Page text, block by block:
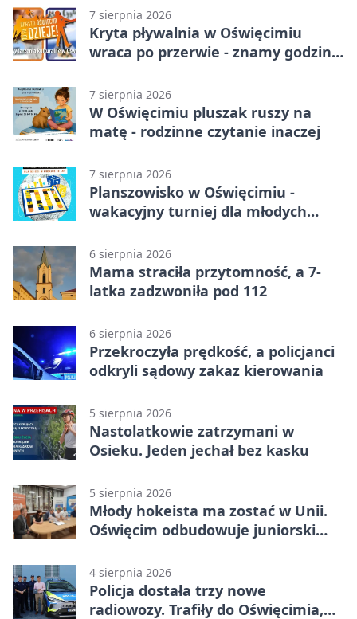
7 sierpnia 2026
Kryta pływalnia w Oświęcimiu
wraca po przerwie - znamy godziny
7 sierpnia 2026
W Oświęcimiu pluszak ruszy na
matę - rodzinne czytanie inaczej
7 sierpnia 2026
Planszowisko w Oświęcimiu -
wakacyjny turniej dla młodych
6 sierpnia 2026
Mama straciła przytomność, a 7-
latka zadzwoniła pod 112
6 sierpnia 2026
Przekroczyła prędkość, a policjanci
odkryli sądowy zakaz kierowania
5 sierpnia 2026
Nastolatkowie zatrzymani w
Osieku. Jeden jechał bez kasku
5 sierpnia 2026
Młody hokeista ma zostać w Unii.
Oświęcim odbudowuje juniorski
4 sierpnia 2026
Policja dostała trzy nowe
radiowozy. Trafiły do Oświęcimia,